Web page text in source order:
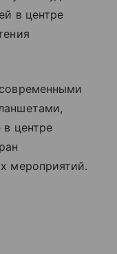
в центре
центре
мероприятий.